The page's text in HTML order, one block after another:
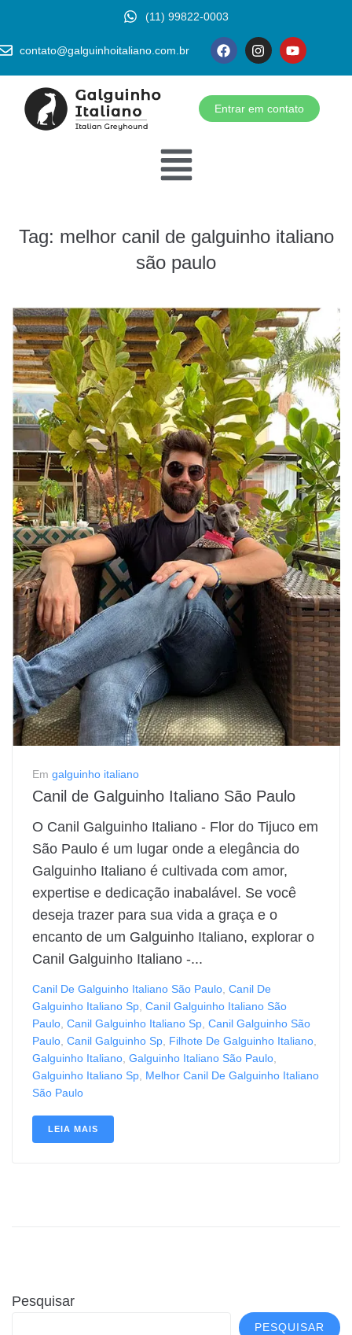
(11) 99822-0003
contato@galguinhoitaliano.com.br
Entrar em contato
Tag: melhor canil de galguinho italiano
são paulo
Em galguinho italiano
Canil de Galguinho Italiano São Paulo
O Canil Galguinho Italiano - Flor do Tijuco em
São Paulo é um lugar onde a elegância do
Galguinho Italiano é cultivada com amor,
expertise e dedicação inabalável. Se você
deseja trazer para sua vida a graça e o
encanto de um Galguinho Italiano, explorar o
Canil Galguinho Italiano -...
Canil De Galguinho Italiano São Paulo Canil De
Galguinho Italiano Sp Canil Galguinho Italiano São
Paulo Canil Galguinho Italiano Sp Canil Galguinho São
Paulo Canil Galguinho Sp Filhote De Galguinho Italiano
Galguinho Italiano Galguinho Italiano São Paulo
Galguinho Italiano Sp Melhor Canil De Galguinho Italiano
São Paulo
LEIA MAIS
Pesquisar
PESQUISAR